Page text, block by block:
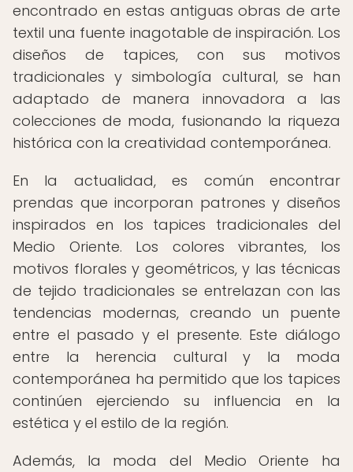
encontrado en estas antiguas obras de arte
textil una fuente inagotable de inspiración. Los
diseños de tapices, con sus motivos
tradicionales y simbología cultural, se han
adaptado de manera innovadora a las
colecciones de moda, fusionando la riqueza
histórica con la creatividad contemporánea.
En la actualidad, es común encontrar
prendas que incorporan patrones y diseños
inspirados en los tapices tradicionales del
Medio Oriente. Los colores vibrantes, los
motivos florales y geométricos, y las técnicas
de tejido tradicionales se entrelazan con las
tendencias modernas, creando un puente
entre el pasado y el presente. Este diálogo
entre la herencia cultural y la moda
contemporánea ha permitido que los tapices
continúen ejerciendo su influencia en la
estética y el estilo de la región.
Además, la moda del Medio Oriente ha